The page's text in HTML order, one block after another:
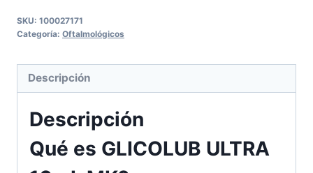
SKU: 100027171
Categoría: Oftalmológicos
Descripción
Descripción
Qué es GLICOLUB ULTRA